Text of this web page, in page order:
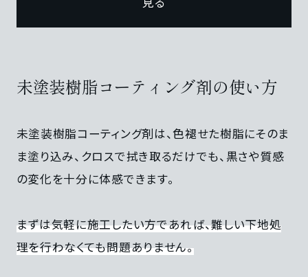
未塗装樹脂コーティング剤の使い方
未塗装樹脂コーティング剤は、色褪せた樹脂にそのま
ま塗り込み、クロスで拭き取るだけでも、黒さや質感
の変化を十分に体感できます。
まずは気軽に施工したい方であれば、難しい下地処
理を行わなくても問題ありません。